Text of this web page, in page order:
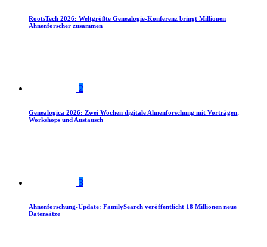
RootsTech 2026: Weltgrößte Genealogie-Konferenz bringt Millionen
Ahnenforscher zusammen
2
Genealogica 2026: Zwei Wochen digitale Ahnenforschung mit Vorträgen,
Workshops und Austausch
3
Ahnenforschung-Update: FamilySearch veröffentlicht 18 Millionen neue
Datensätze